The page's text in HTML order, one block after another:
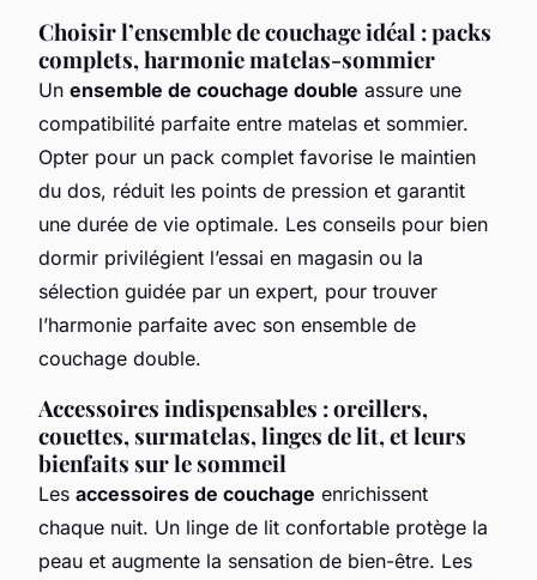
Choisir l’ensemble de couchage idéal : packs
complets, harmonie matelas-sommier
Un ensemble de couchage double assure une
compatibilité parfaite entre matelas et sommier.
Opter pour un pack complet favorise le maintien
du dos, réduit les points de pression et garantit
une durée de vie optimale. Les conseils pour bien
dormir privilégient l’essai en magasin ou la
sélection guidée par un expert, pour trouver
l’harmonie parfaite avec son ensemble de
couchage double.
Accessoires indispensables : oreillers,
couettes, surmatelas, linges de lit, et leurs
bienfaits sur le sommeil
Les accessoires de couchage enrichissent
chaque nuit. Un linge de lit confortable protège la
peau et augmente la sensation de bien-être. Les